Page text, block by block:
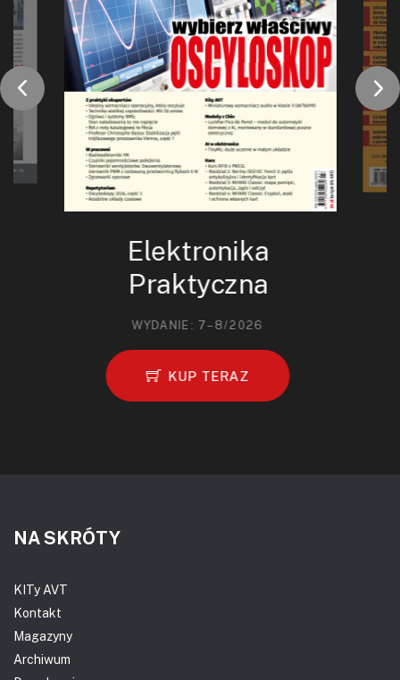
Elektronika
Praktyczna
WYDANIE: 7–8/2026
KUP TERAZ
NA SKRÓTY
KITy AVT
Kontakt
Magazyny
Archiwum